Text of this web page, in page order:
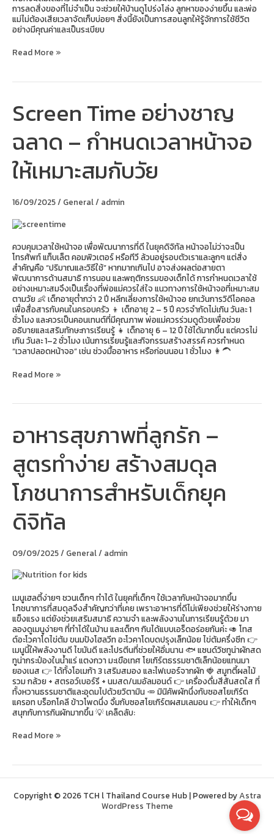
การลดสิ่งของที่ไม่จำเป็น จะช่วยให้บ้านดูโปร่งโล่ง ลูกหาของง่ายขึ้น และพ่อ
แม่ไม่ต้องเสียเวลาจัดเก็บบ่อยๆ สิ่งนี้ยังเป็นการสอนลูกให้รู้จักการใช้ชีวิต
อย่างมีคุณค่าและเป็นระเบียบ
Read More »
Screen Time อย่างชาญ
ฉลาด – กำหนดเวลาหน้าจอ
ให้เหมาะสมกับวัย
16/09/2025/ General/ admin
ควบคุมเวลาใช้หน้าจอ เพื่อพัฒนาการที่ดี ในยุคดิจิทัล หน้าจอไม่ว่าจะเป็น
โทรศัพท์ แท็บเล็ต คอมพิวเตอร์ หรือทีวี ล้วนอยู่รอบตัวเราและลูกๆ แต่สิ่ง
สำคัญคือ “ปริมาณและวิธีใช้” หากมากเกินไป อาจส่งผลต่อสายตา
พัฒนาการด้านสมาธิ การนอน และพฤติกรรมของเด็กได้ การกำหนดเวลาใช้
อย่างเหมาะสมจึงเป็นเรื่องที่พ่อแม่ควรใส่ใจ แนวทางการใช้หน้าจอที่เหมาะสม
ตามวัย 👶 เด็กอายุต่ำกว่า 2 ปี หลีกเลี่ยงการใช้หน้าจอ ยกเว้นการวิดีโอคอล
เพื่อสื่อสารกับคนในครอบครัว 👦 เด็กอายุ 2 – 5 ปี ควรจำกัดไม่เกิน วันละ 1
ชั่วโมง และควรเป็นคอนเทนต์ที่มีคุณภาพ พ่อแม่ควรร่วมดูด้วยเพื่อช่วย
อธิบายและเสริมทักษะการเรียนรู้ 👧 เด็กอายุ 6 – 12 ปี ใช้ได้มากขึ้น แต่ควรไม่
เกิน วันละ 1–2 ชั่วโมง เน้นการเรียนรู้และกิจกรรมสร้างสรรค์ ควรกำหนด
“เวลาปลอดหน้าจอ” เช่น ช่วงมื้ออาหาร หรือก่อนนอน 1 ชั่วโมง 👩‍🦱
Time
อย่าง
ฉลาด
กำหนด
เวลา
จอ
ให้
เหมาะ
สม
วัย
Read More »
อาหารสุขภาพที่ลูกรัก –
สูตรทำง่าย สร้างสมดุล
โภชนาการสำหรับเด็กยุค
ดิจิทัล
09/09/2025/ General/ admin
เมนูเฮลตี้ง่ายๆ ชวนเด็กๆ ทำได้ ในยุคที่เด็กๆ ใช้เวลากับหน้าจอมากขึ้น
โภชนาการที่สมดุลจึงสำคัญกว่าที่เคย เพราะอาหารที่ดีไม่เพียงช่วยให้ร่างกาย
แข็งแรง แต่ยังช่วยเสริมสมาธิ ความจำ และพลังงานในการเรียนรู้ด้วย มา
ลองดูเมนูง่ายๆ ที่ทำได้ในบ้าน และเด็กๆ กินได้แบบเอร็ดอร่อยกันค่ะ 🥑 โทส
ต์อะโวคาโดไข่ต้ม ขนมปังโฮลวีท อะโวคาโดบดปรุงเล็กน้อย ไข่ต้มครึ่งซีก 👉
เมนูนี้ให้พลังงานดี ไขมันดี และโปรตีนที่ช่วยให้อิ่มนาน 🐟 แซนด์วิชทูน่าผักสด
ทูน่ากระป๋องในน้ำแร่ แตงกวา มะเขือเทศ โยเกิร์ตธรรมชาติเล็กน้อยแทนมา
ยองเนส 👉 ได้ทั้งโอเมก้า 3 เสริมสมอง และไฟเบอร์จากผัก 🍓 สมูทตี้ผลไม้
รวม กล้วย + สตรอว์เบอร์รี + นมสด/นมอัลมอนด์ 👉 เครื่องดื่มสีสันสดใส ที่
ทั้งหวานธรรมชาติและอุดมไปด้วยวิตามิน 🥕 มินิคัพผักนึ่งกับซอสโยเกิร์ต
แครอท บร็อกโคลี ข้าวโพดนึ่ง จิ้มกับซอสโยเกิร์ตผสมเลมอน 👉 ทำให้เด็กๆ
สนุกกับการกินผักมากขึ้น 💡 เคล็ดลับ:
สุขภาพ
ที่
รัก
สูตร
ทำ
สร้าง
สมดุล
สำหรับ
ยุค
ดิจิทัล
Read More »
Copyright © 2026 TCH l Thailand Course Hub | Powered byAstra
WordPress Theme